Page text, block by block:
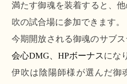
満たす御魂を装着すると、
吹の試合場に参加できます。
今期開放される御魂のサブ
会心DMG、HPボーナスにな
伊吹は陰陽師様が選んだ御